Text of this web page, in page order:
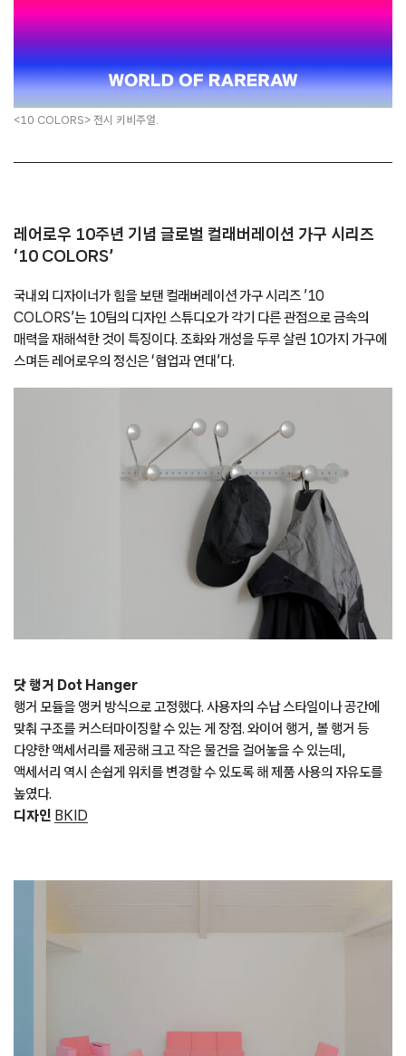
<10 COLORS> 전시 키비주얼.
레어로우 10주년 기념 글로벌 컬래버레이션 가구 시리즈
‘10 COLORS’
국내외 디자이너가 힘을 보탠 컬래버레이션 가구 시리즈 ’10
COLORS’는 10팀의 디자인 스튜디오가 각기 다른 관점으로 금속의
매력을 재해석한 것이 특징이다. 조화와 개성을 두루 살린 10가지 가구에
스며든 레어로우의 정신은 ‘협업과 연대’다.
닷 행거 Dot Hanger
행거 모듈을 앵커 방식으로 고정했다. 사용자의 수납 스타일이나 공간에
맞춰 구조를 커스터마이징할 수 있는 게 장점. 와이어 행거, 볼 행거 등
다양한 액세서리를 제공해 크고 작은 물건을 걸어놓을 수 있는데,
액세서리 역시 손쉽게 위치를 변경할 수 있도록 해 제품 사용의 자유도를
높였다.
디자인 BKID